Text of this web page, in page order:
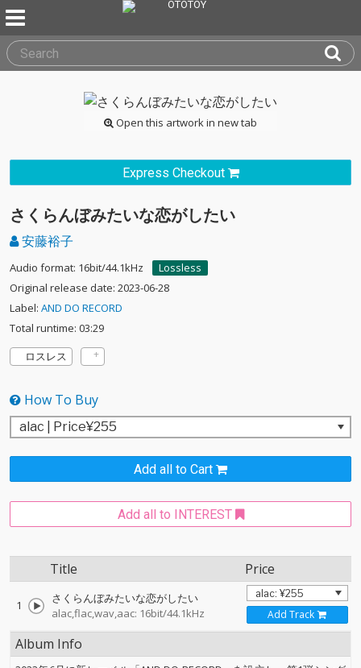
Open this artwork in new tab
Express Checkout
さくらんぼみたいな恋がしたい
安藤裕子
Audio format: 16bit/44.1kHz
Lossless
Original release date: 2023-06-28
Label: AND DO RECORD
Total runtime: 03:29
ロスレス
How To Buy
Add all to Cart
Add all to INTEREST
Title Price
1
さくらんぼみたいな恋がしたい
alac,flac,wav,aac: 16bit/44.1kHz
Add Track
Album Info